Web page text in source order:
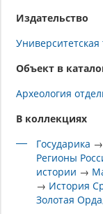
Издательство
Объект в
Археология
В коллекциях
Государика
Регионы
истории →
→ История
Золотая